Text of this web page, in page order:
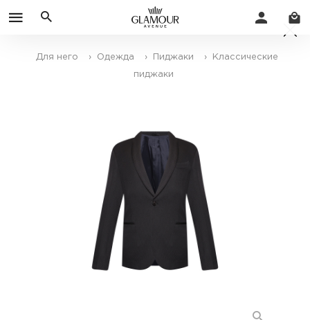
Для него › Одежда › Пиджаки › Классические
пиджаки